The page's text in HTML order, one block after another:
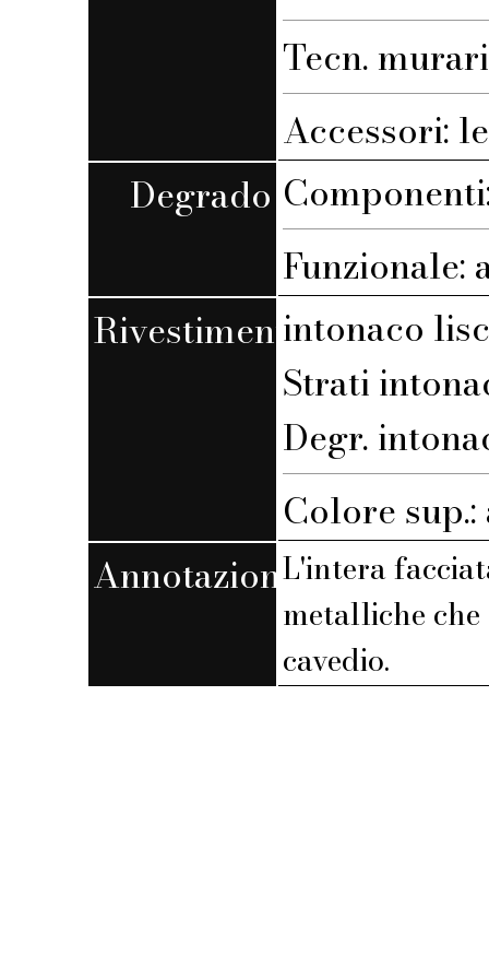
Tecn.
Accessori:
Degrado
Funzionale:
Rivestimentointonaco
Strati
Degr.
Colore sup.:
AnnotazioniL'intera
metalliche
cavedio.